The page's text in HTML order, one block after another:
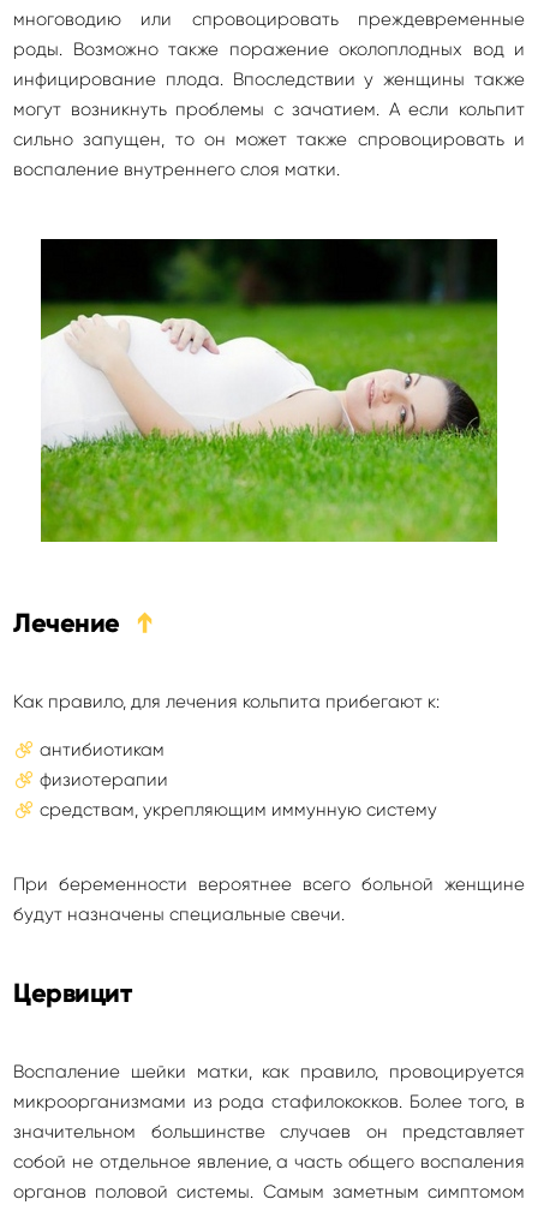
многоводию или спровоцировать преждевременные
роды. Возможно также поражение околоплодных вод и
инфицирование плода. Впоследствии у женщины также
могут возникнуть проблемы с зачатием. А если кольпит
сильно запущен, то он может также спровоцировать и
воспаление внутреннего слоя матки.
Лечение ➔
Как правило, для лечения кольпита прибегают к:
антибиотикам
физиотерапии
средствам, укрепляющим иммунную систему
При беременности вероятнее всего больной женщине
будут назначены специальные свечи.
Цервицит
Воспаление шейки матки, как правило, провоцируется
микроорганизмами из рода стафилококков. Более того, в
значительном большинстве случаев он представляет
собой не отдельное явление, а часть общего воспаления
органов половой системы. Самым заметным симптомом